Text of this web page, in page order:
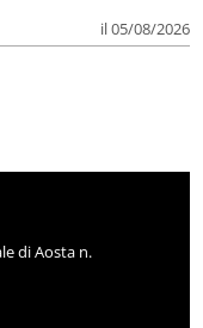
il 05/08/2026
di Aosta n.